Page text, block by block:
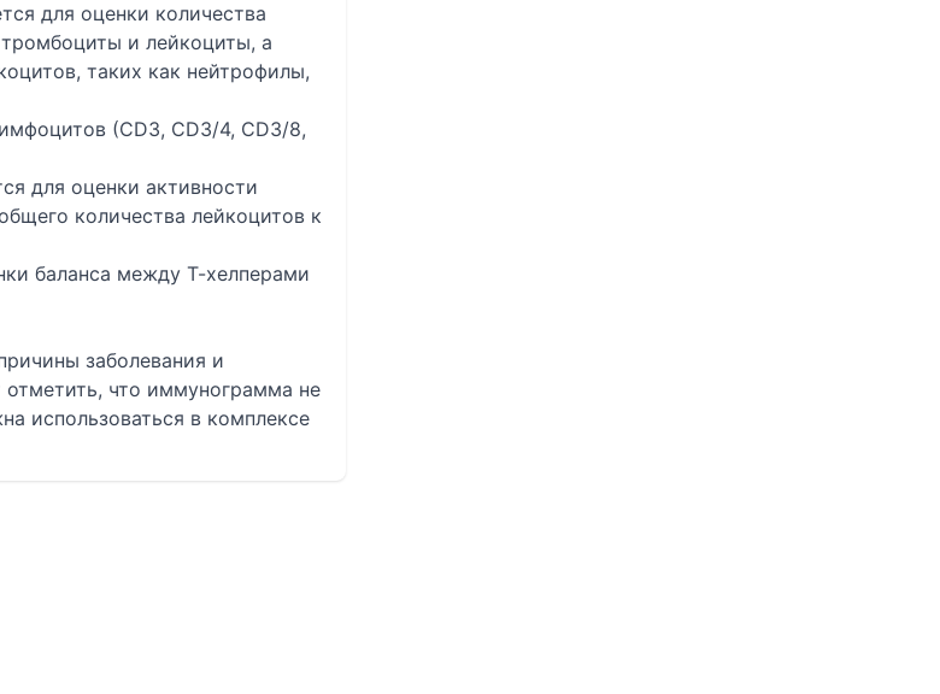
для оценки количества
и лейкоциты, а
таких как нейтрофилы,
(СD3, СD3/4, CD3/8,
для оценки активности
количества лейкоцитов к
баланса между Т-хелперами
заболевания и
отметить, что иммунограмма не
использоваться в комплексе